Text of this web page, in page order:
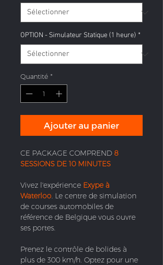
OPTION - Simulateur Statique (1 heure) *
Quantité *
Ajouter au panier
CE PACKAGE COMPREND 8
SESSIONS DE 10 MINUTES
Vivez l'expérience Exype à
Waterloo . Le centre de simulation
de courses automobiles de
référence de Belgique vous ouvre
ses portes.
Prenez le contrôle de bolides à
plus de 300 km/h. Optez pour une